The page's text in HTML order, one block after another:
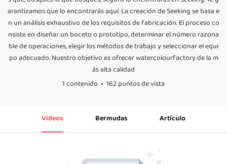
arantizamos que lo encontrarás aquí. La creación de Seeking se basa e
n un análisis exhaustivo de los requisitos de fabricación. El proceso co
nsiste en diseñar un boceto o prototipo, determinar el número razona
ble de operaciones, elegir los métodos de trabajo y seleccionar el equi
po adecuado. Nuestro objetivo es ofrecer watercolourfactory de la m
ás alta calidad
1 contenido
162 puntos de vista
Videos Bermudas Artículo